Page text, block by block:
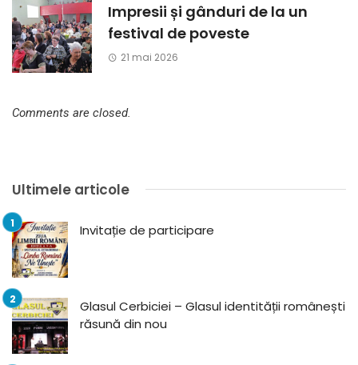
Impresii și gânduri de la un
festival de poveste
21 mai 2026
Comments are closed.
Ultimele articole
Invitație de participare
Glasul Cerbiciei – Glasul identității românești
răsună din nou